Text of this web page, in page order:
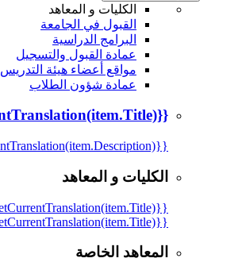
الكليات و المعاهد
القبول في الجامعة
البرامج الدراسية
عمادة القبول والتسجيل
مواقع أعضاء هيئة التدريس
عمادة شؤون الطلاب
{{mmc.getCurrentTranslation(item.Title)}}
{{mmc.getCurrentTranslation(item.Description)}}
الكليات و المعاهد
{{mmc.getCurrentTranslation(item.Title)}}
{{mmc.getCurrentTranslation(item.Title)}}
المعاهد الخاصة